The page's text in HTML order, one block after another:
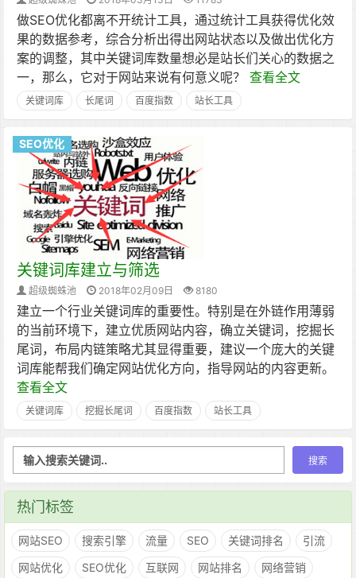
做SEO优化都离不开统计工具，通过统计工具获得优化效
果的数据参考，综合分析出得出网站状态以及做出优化方
案的调整，其中关键词库数量想必是站长们关心的数据之
一，那么，它对于网站来说有何意义呢？ 查看全文
关键词库 长尾词 百度指数 站长工具
SEO优化
关键词库建立与筛选
超级蜘蛛池 2018年02月09日 8180
建立一个行业关键词库的重要性。特别是在外链作用薄弱
的当前环境下，建立优质网站内容，确立关键词，挖掘长
尾词，布局内链策略尤其显得重要，建议一个庞大的关键
词库能帮我们确定网站优化方向，指导网站的内容更新。
查看全文
关键词库 挖掘长尾词 百度指数 站长工具
热门标签
网站SEO 搜索引擎 流量 SEO 关键词排名
引流
网站优化
SEO优化 互联网 网站排名
网络营销